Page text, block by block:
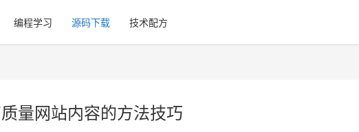
编程学习 源码下载 技术配方
量网站内容的方法技巧